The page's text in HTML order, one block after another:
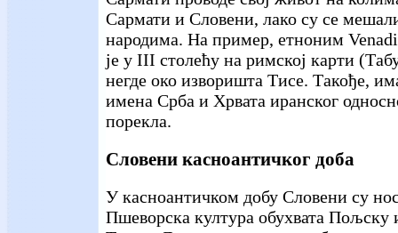
Сармати и Словени, лако су се
народима. На пример, етноним
је у III столећу на римској карти
негде око изворишта Тисе. Такође,
имена Срба и Хрвата иранског
порекла.
Словени касноантичког доба
У касноантичком добу Словени су
Пшеворска култура обухвата